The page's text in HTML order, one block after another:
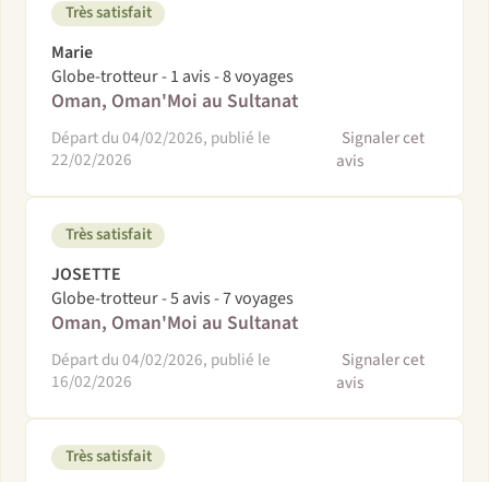
Très satisfait
Marie
Globe-trotteur - 1 avis - 8 voyages
Oman, Oman'Moi au Sultanat
Départ du 04/02/2026, publié le
22/02/2026
Signaler cet
avis
Très satisfait
JOSETTE
Globe-trotteur - 5 avis - 7 voyages
Oman, Oman'Moi au Sultanat
Départ du 04/02/2026, publié le
16/02/2026
Signaler cet
avis
Très satisfait